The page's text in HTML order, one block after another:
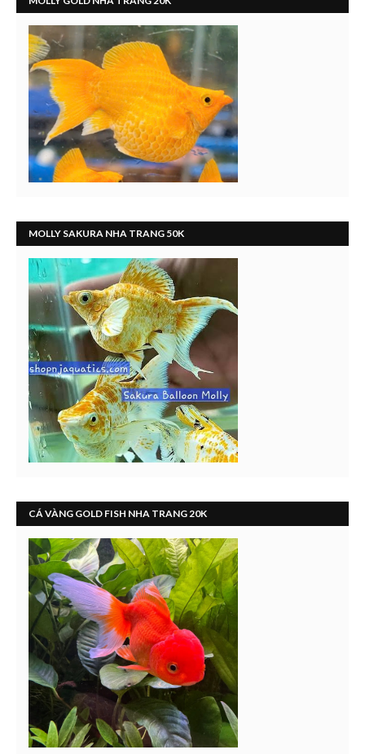
MOLLY SAKURA NHA TRANG 50K
CÁ VÀNG GOLD FISH NHA TRANG 20K